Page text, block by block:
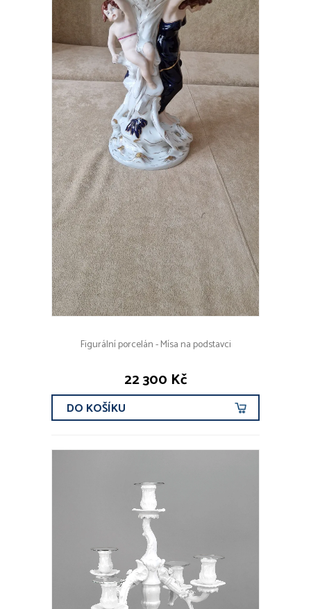
Figurální porcelán - Mísa na podstavci
22 300 Kč
DO KOŠÍKU